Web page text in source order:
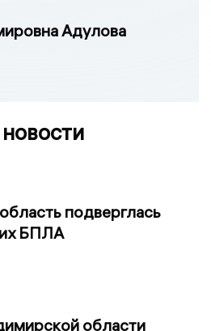
Адулова
подверглась
БПЛА
области